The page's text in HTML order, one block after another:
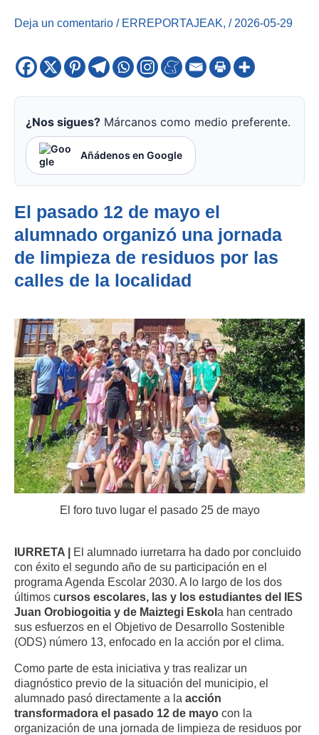
Deja un comentario / ERREPORTAJEAK, / 2026-05-29
¿Nos sigues? Márcanos como medio preferente.
Añádenos en Google
El pasado 12 de mayo el
alumnado organizó una jornada
de limpieza de residuos por las
calles de la localidad
El foro tuvo lugar el pasado 25 de mayo
IURRETA | El alumnado iurretarra ha dado por concluido
con éxito el segundo año de su participación en el
programa Agenda Escolar 2030. A lo largo de los dos
últimos cursos escolares, las y los estudiantes del IES
Juan Orobiogoitia y de Maiztegi Eskola han centrado
sus esfuerzos en el Objetivo de Desarrollo Sostenible
(ODS) número 13, enfocado en la acción por el clima.
Como parte de esta iniciativa y tras realizar un
diagnóstico previo de la situación del municipio, el
alumnado pasó directamente a la acción
transformadora el pasado 12 de mayo con la
organización de una jornada de limpieza de residuos por